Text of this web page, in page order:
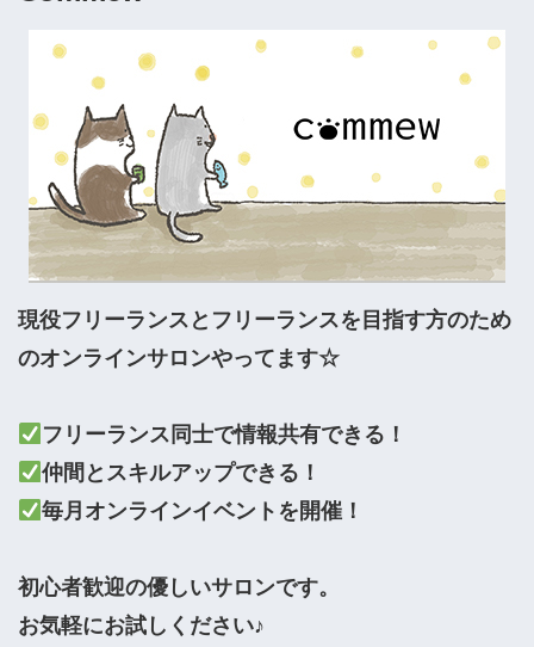
現役フリーランスとフリーランスを目指す方のため
のオンラインサロンやってます☆
毎月オンラインイベントを開催！
初心者歓迎の優しいサロンです。
お気軽にお試しください♪